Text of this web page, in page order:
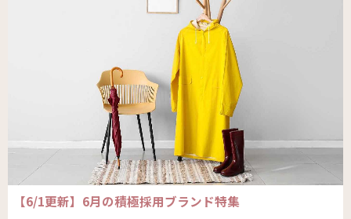
【6/1更新】6月の積極採用ブランド特集